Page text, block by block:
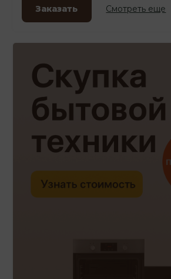
Заказать Смотреть еще